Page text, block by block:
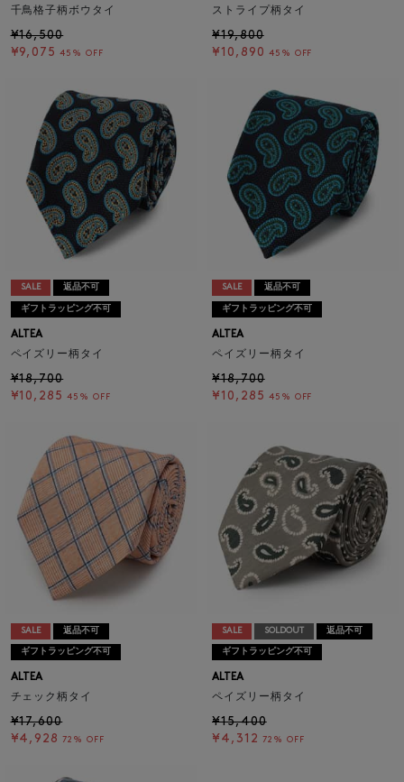
千鳥格子柄ボウタイ
¥16,500
¥9,075 45% OFF
ストライプ柄タイ
¥19,800
¥10,890 45% OFF
SALE 返品不可
ギフトラッピング不可
ALTEA
ペイズリー柄タイ
¥18,700
¥10,285 45% OFF
SALE 返品不可
ギフトラッピング不可
ALTEA
ペイズリー柄タイ
¥18,700
¥10,285 45% OFF
SALE 返品不可
ギフトラッピング不可
ALTEA
チェック柄タイ
¥17,600
¥4,928 72% OFF
SALE SOLDOUT 返品不可
ギフトラッピング不可
ALTEA
ペイズリー柄タイ
¥15,400
¥4,312 72% OFF